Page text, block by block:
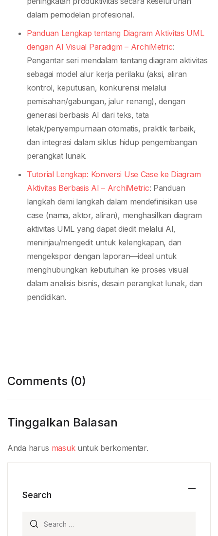
dalam pemodelan profesional.
Panduan Lengkap tentang Diagram Aktivitas UML
dengan AI Visual Paradigm – ArchiMetric:
Pengantar seri mendalam tentang diagram aktivitas
sebagai model alur kerja perilaku (aksi, aliran
kontrol, keputusan, konkurensi melalui
pemisahan/gabungan, jalur renang), dengan
generasi berbasis AI dari teks, tata
letak/penyempurnaan otomatis, praktik terbaik,
dan integrasi dalam siklus hidup pengembangan
perangkat lunak.
Tutorial Lengkap: Konversi Use Case ke Diagram
Aktivitas Berbasis AI – ArchiMetric: Panduan
langkah demi langkah dalam mendefinisikan use
case (nama, aktor, aliran), menghasilkan diagram
aktivitas UML yang dapat diedit melalui AI,
meninjau/mengedit untuk kelengkapan, dan
mengekspor dengan laporan—ideal untuk
menghubungkan kebutuhan ke proses visual
dalam analisis bisnis, desain perangkat lunak, dan
pendidikan.
Comments (0)
Tinggalkan Balasan
Anda harus masukuntuk berkomentar.
Search